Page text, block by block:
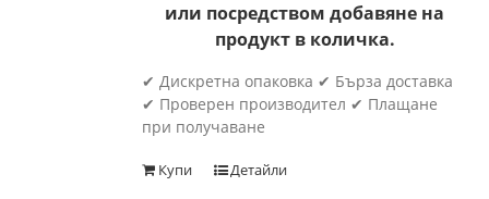
или посредством добавяне на
продукт в количка.
✔ Дискретна опаковка ✔ Бърза доставка
✔ Проверен производител ✔ Плащане
при получаване
Купи Детайли